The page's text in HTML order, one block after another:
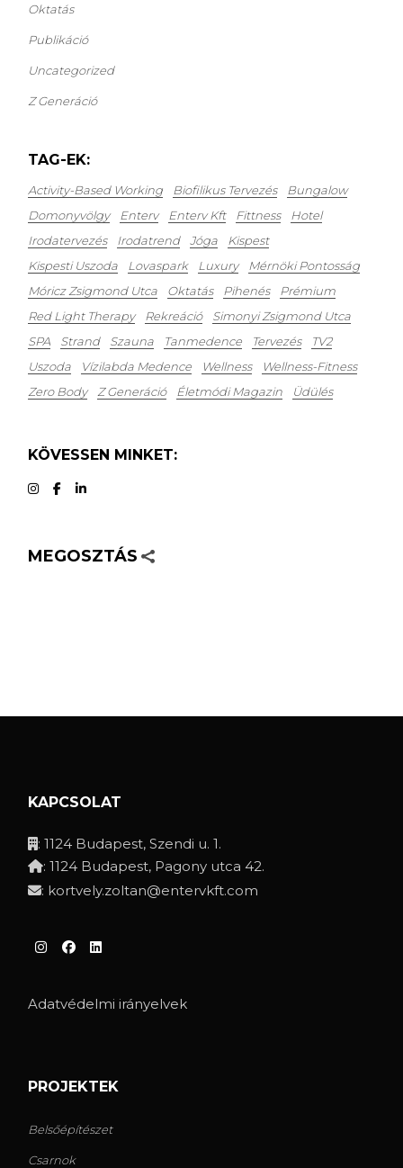
Oktatás
Publikáció
Uncategorized
Z Generáció
TAG-EK:
Activity-Based Working Biofilikus Tervezés
Bungalow
Domonyvölgy
Enterv Enterv Kft Fittness
Hotel
Irodatervezés
Irodatrend Jóga
Kispest
Kispesti Uszoda
Lovaspark Luxury
Mérnöki Pontosság
Móricz Zsigmond Utca
Oktatás Pihenés
Prémium
Red Light Therapy
Rekreáció
Simonyi Zsigmond Utca
SPA
Strand Szauna Tanmedence Tervezés
TV2
Uszoda
Vízilabda Medence Wellness
Wellness-Fitness
Zero Body
Z Generáció Életmódi Magazin Üdülés
KÖVESSEN MINKET:
MEGOSZTÁS
KAPCSOLAT
: 1124 Budapest, Szendi u. 1.
: 1124 Budapest, Pagony utca 42.
: kortvely.zoltan@entervkft.com
Adatvédelmi irányelvek
PROJEKTEK
Belsőépítészet
Csarnok